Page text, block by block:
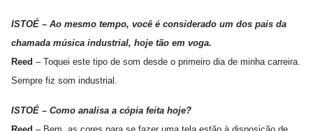
ISTOÉ – Ao mesmo tempo, você é considerado um dos pais da
chamada música industrial, hoje tão em voga.
Reed – Toquei este tipo de som desde o primeiro dia de minha carreira.
Sempre fiz som industrial.
ISTOÉ – Como analisa a cópia feita hoje?